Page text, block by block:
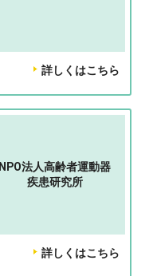
詳しくはこちら
NPO法人高齢者運動器
疾患研究所
詳しくはこちら